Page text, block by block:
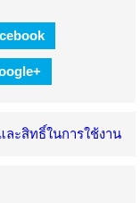
ละสิทธิ์ในการใช้งาน